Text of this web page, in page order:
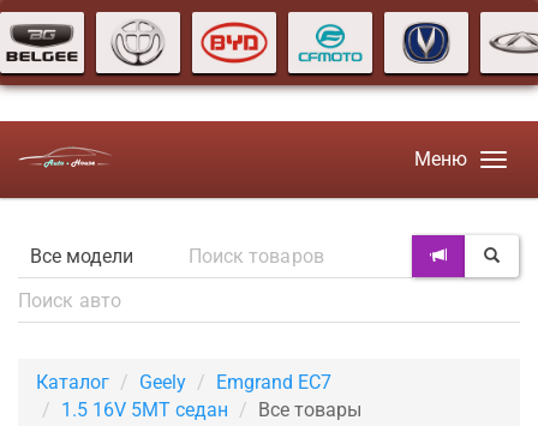
Меню
Каталог Geely
Emgrand EC7
1.5 16V 5MT седан
Все товары